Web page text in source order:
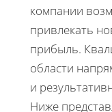
компании
привлекать
прибыль.
области
и
Ниже